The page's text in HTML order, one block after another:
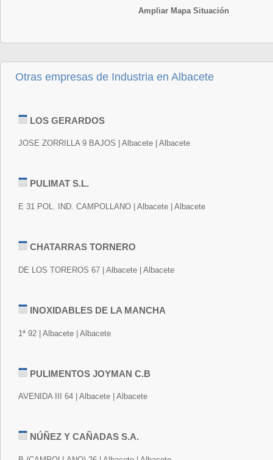
Ampliar Mapa Situación
Otras empresas de Industria en Albacete
LOS GERARDOS
JOSE ZORRILLA 9 BAJOS | Albacete | Albacete
PULIMAT S.L.
E 31 POL. IND. CAMPOLLANO | Albacete | Albacete
CHATARRAS TORNERO
DE LOS TOREROS 67 | Albacete | Albacete
INOXIDABLES DE LA MANCHA
1ª 92 | Albacete | Albacete
PULIMENTOS JOYMAN C.B
AVENIDA III 64 | Albacete | Albacete
NÚÑEZ Y CAÑADAS S.A.